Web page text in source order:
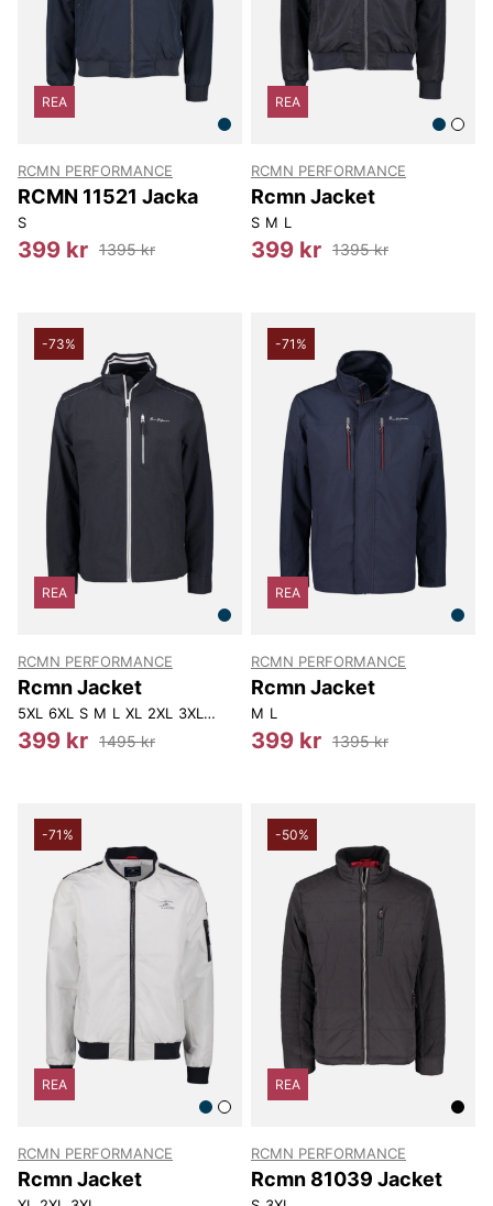
REA
RCMN PERFORMANCE
RCMN 11521 Jacka
S
399 kr 1395 kr
REA
RCMN PERFORMANCE
Rcmn Jacket
S M L
399 kr 1395 kr
-73%
REA
RCMN PERFORMANCE
Rcmn Jacket
5XL 6XL S M L XL 2XL 3XL 4XL
399 kr 1495 kr
-71%
REA
RCMN PERFORMANCE
Rcmn Jacket
M L
399 kr 1395 kr
-71%
REA
RCMN PERFORMANCE
Rcmn Jacket
-50%
REA
RCMN PERFORMANCE
Rcmn 81039 Jacket